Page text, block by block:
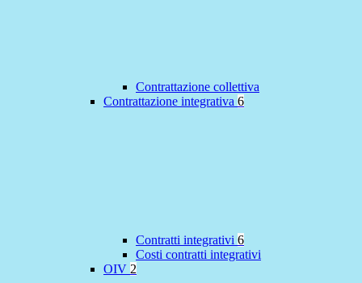
Contrattazione collettiva
Contrattazione integrativa 6
Contratti integrativi 6
Costi contratti integrativi
OIV 2